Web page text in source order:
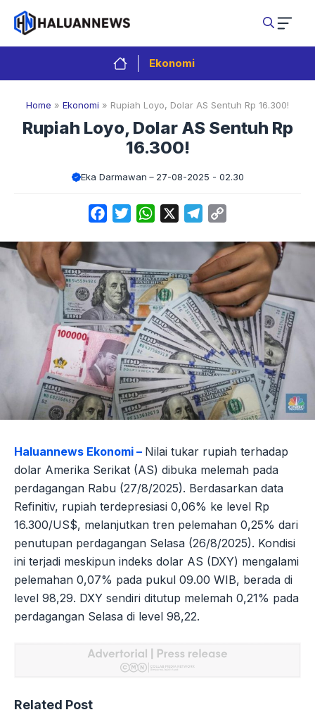
Langsung
isi
Ekonomi
Home » Ekonomi » Rupiah Loyo, Dolar AS Sentuh Rp 16.300!
Rupiah Loyo, Dolar AS Sentuh Rp
16.300!
Eka Darmawan 27-08-2025 - 02.30
FacebookTwitterWhatsApp Telegram
Haluannews Ekonomi – Nilai tukar rupiah terhadap
dolar Amerika Serikat (AS) dibuka melemah pada
perdagangan Rabu (27/8/2025). Berdasarkan data
Refinitiv, rupiah terdepresiasi 0,06% ke level Rp
16.300/US$, melanjutkan tren pelemahan 0,25% dari
penutupan perdagangan Selasa (26/8/2025). Kondisi
ini terjadi meskipun indeks dolar AS (DXY) mengalami
pelemahan 0,07% pada pukul 09.00 WIB, berada di
level 98,29. DXY sendiri ditutup melemah 0,21% pada
perdagangan Selasa di level 98,22.
Related Post